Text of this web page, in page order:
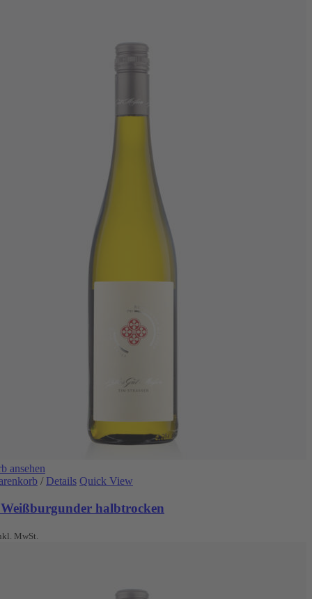
ansehen
/ Details Quick View
halbtrocken
MwSt.